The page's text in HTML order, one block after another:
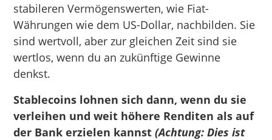
stabileren Vermögenswerten, wie Fiat-
Währungen wie dem US-Dollar, nachbilden. Sie
sind wertvoll, aber zur gleichen Zeit sind sie
wertlos, wenn du an zukünftige Gewinne
denkst.
Stablecoins lohnen sich dann, wenn du sie
verleihen und weit höhere Renditen als auf
der Bank erzielen kannst(Achtung: Dies ist